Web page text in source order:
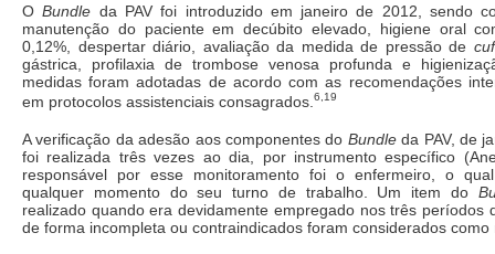
OBundle da PAV foi introduzido em janeiro de 2012, sendo
manutenção do paciente em decúbito elevado, higiene oral
0,12%, despertar diário, avaliação da medida de pressão de
gástrica, profilaxia de trombose venosa profunda e
medidas foram adotadas de acordo com as recomendações
em protocolos assistenciais consagrados. 6,19
A verificação da adesão aos componentes do Bundleda PAV, de
foi realizada três vezes ao dia, por instrumento específico
responsável por esse monitoramento foi o enfermeiro, o
qualquer momento do seu turno de trabalho. Um item do
realizado quando era devidamente empregado nos três períodos
de forma incompleta ou contraindicados foram considerados como